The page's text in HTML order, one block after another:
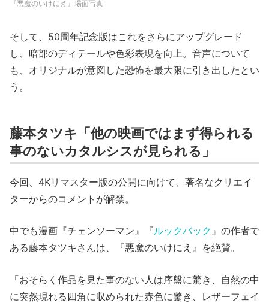
『悪魔のいけにえ』場面写真
そして、50周年記念版はこれをさらにアップグレード
し、暗部のディテールや色彩表現を向上。⾳声について
も、オリジナルが意図した恐怖を最⼤限に引き出したとい
う。
藤本タツキ「他の映画ではまず得られる
事のないカタルシスが⾒られる」
今回、4Kリマスター版の公開に向けて、著名なクリエイ
ターからのコメントが解禁。
中でも漫画『チェンソーマン』『ルックバック 』の作者で
ある藤本タツキさんは、『悪魔のいけにえ』を絶賛。
「おそらく作品を見た事のない人は序盤に驚き、自然の中
に突然現れる四角に収められた赤色に驚き、レザーフェイ